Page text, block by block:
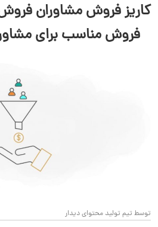
کاریز فروش مشاوران
فروش مناسب برای
توسط تیم تولید محتوای دیدار